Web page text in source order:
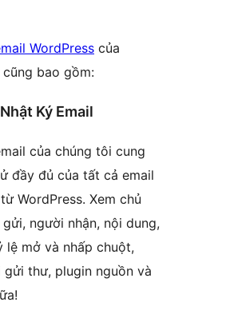
WordPress của
bao gồm:
Ký Email
của chúng tôi cung
đầy đủ của tất cả email
WordPress. Xem chủ
người nhận, nội dung,
lệ mở và nhấp chuột,
gửi thư, plugin nguồn và